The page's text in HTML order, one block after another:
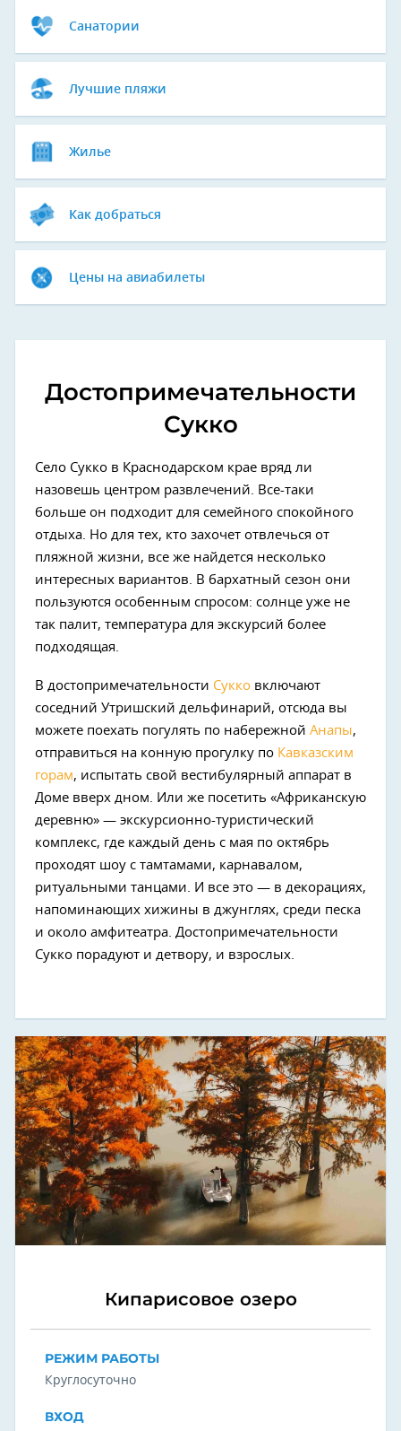
Санатории
Лучшие пляжи
Жилье
Как добраться
Цены на авиабилеты
Достопримечательности
Сукко
Село Сукко в Краснодарском крае вряд ли
назовешь центром развлечений. Все-таки
больше он подходит для семейного спокойного
отдыха. Но для тех, кто захочет отвлечься от
пляжной жизни, все же найдется несколько
интересных вариантов. В бархатный сезон они
пользуются особенным спросом: солнце уже не
так палит, температура для экскурсий более
подходящая.
В достопримечательности Сукко включают
соседний Утришский дельфинарий, отсюда вы
можете поехать погулять по набережной Анапы,
отправиться на конную прогулку по Кавказским
горам, испытать свой вестибулярный аппарат в
Доме вверх дном. Или же посетить «Африканскую
деревню» — экскурсионно-туристический
комплекс, где каждый день с мая по октябрь
проходят шоу с тамтамами, карнавалом,
ритуальными танцами. И все это — в декорациях,
напоминающих хижины в джунглях, среди песка
и около амфитеатра. Достопримечательности
Сукко порадуют и детвору, и взрослых.
Кипарисовое озеро
РЕЖИМ РАБОТЫ
Круглосуточно
ВХОД